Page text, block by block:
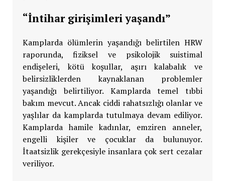
“İntihar girişimleri yaşandı”
Kamplarda ölümlerin yaşandığı belirtilen HRW
raporunda, fiziksel ve psikolojik suistimal
endişeleri, kötü koşullar, aşırı kalabalık ve
belirsizliklerden kaynaklanan problemler
yaşandığı belirtiliyor. Kamplarda temel tıbbi
bakım mevcut. Ancak ciddi rahatsızlığı olanlar ve
yaşlılar da kamplarda tutulmaya devam ediliyor.
Kamplarda hamile kadınlar, emziren anneler,
engelli kişiler ve çocuklar da bulunuyor.
İtaatsizlik gerekçesiyle insanlara çok sert cezalar
veriliyor.